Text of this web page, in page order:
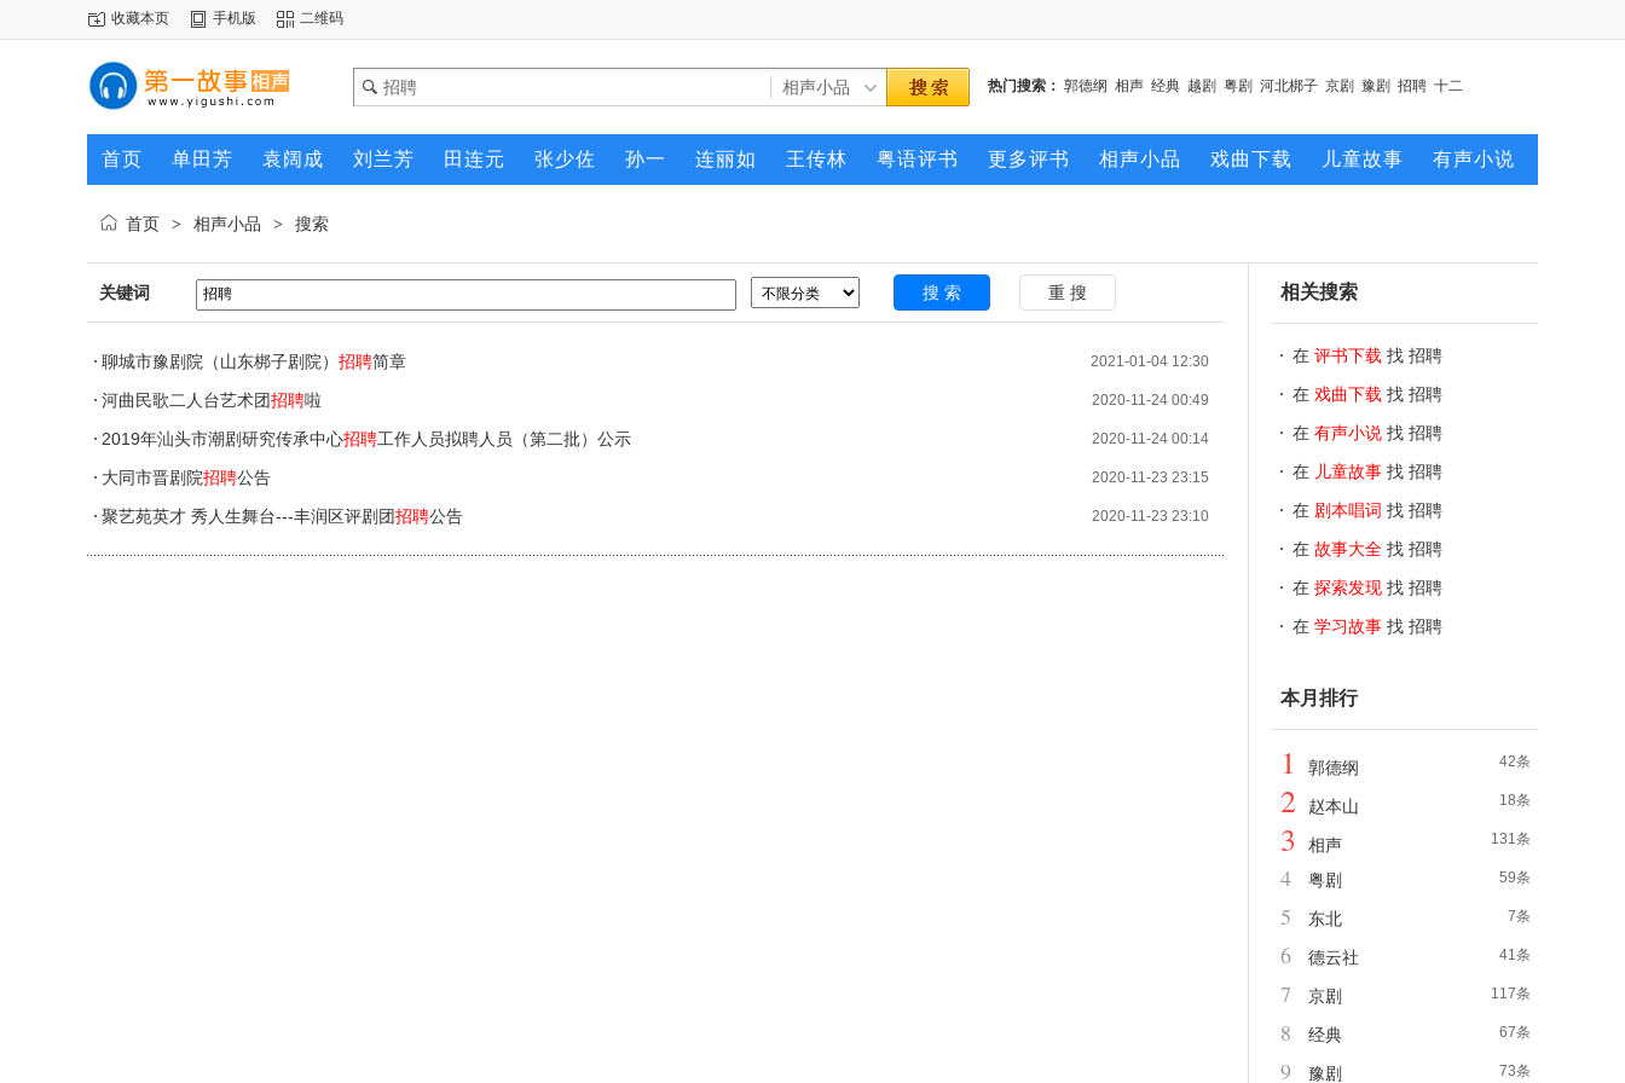
收藏本页 手机版 二维码
热门搜索： 郭德纲 相声 经典 越剧 粤剧 河北梆子 京剧 豫剧 招聘 十二
首页 单田芳 袁阔成 刘兰芳 田连元 张少佐 孙一 连丽如 王传林 粤语评书 更多评书 相声小品 戏曲下载 儿童故事 有声小说
首页 > 相声小品 > 搜索
关键词
2021-01-04 12:30
聊城市豫剧院（山东梆子剧院） 招聘简章
2020-11-24 00:49
河曲民歌二人台艺术团招聘啦
2020-11-24 00:14
2019年汕头市潮剧研究传承中心招聘工作人员拟聘人员（第二批）公示
2020-11-23 23:15
大同市晋剧院招聘公告
2020-11-23 23:10
聚艺苑英才 秀人生舞台---丰润区评剧团招聘公告
相关搜索
在 评书下载 找 招聘
在 戏曲下载 找 招聘
在 有声小说 找 招聘
在 儿童故事 找 招聘
在 剧本唱词 找 招聘
在 故事大全 找 招聘
在 探索发现 找 招聘
在 学习故事 找 招聘
本月排行
42条
1 郭德纲
18条
2 赵本山
131条
3 相声
59条
4 粤剧
7条
5 东北
41条
6 德云社
117条
7 京剧
67条
8 经典
73条
9 豫剧